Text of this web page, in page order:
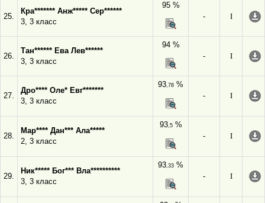
25.
Кра******* Анж***** Сер******
3, 3 класс
95 %
-
I
26.
Тан****** Ева Лев******
3, 3 класс
94 %
-
I
27.
Дро**** Оле* Евг*******
3, 3 класс
93,78 %
-
I
28.
Мар**** Дан*** Ала*****
2, 3 класс
93,5%
-
I
29.
Ник***** Бог*** Вла**********
3, 3 класс
93,33 %
-
I